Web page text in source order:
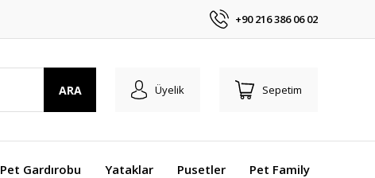
+90 216 386 06 02
ARA Üyelik Sepetim
Pet Gardırobu Yataklar Pusetler Pet Family